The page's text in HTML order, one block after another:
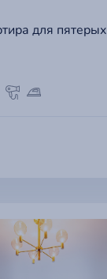
для пятерых